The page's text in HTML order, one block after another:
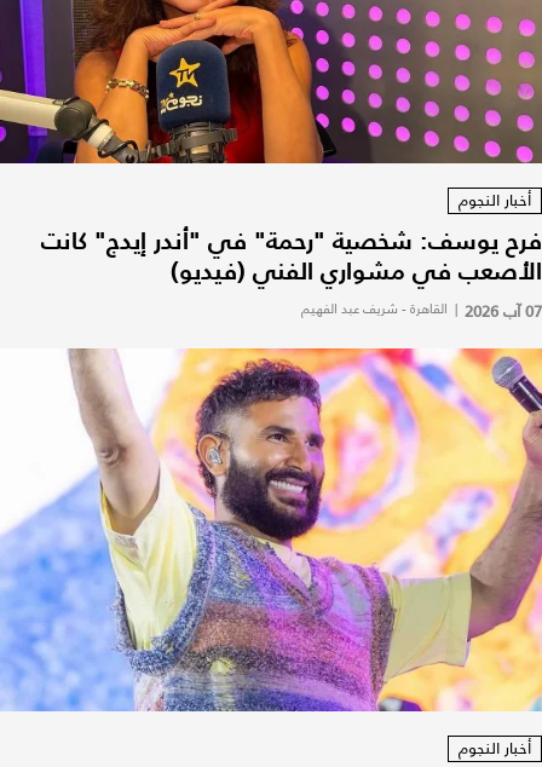
أخبار النجوم
فرح يوسف: شخصية "رحمة" في "أندر إيدج" كانت
الأصعب في مشواري الفني (فيديو)
07 آب 2026 | القاهرة - شريف عبد الفهيم
أخبار النجوم